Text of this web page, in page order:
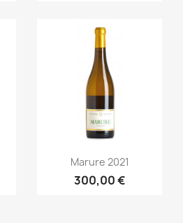
Aperçu rapide
Marure 2021
300,00 €